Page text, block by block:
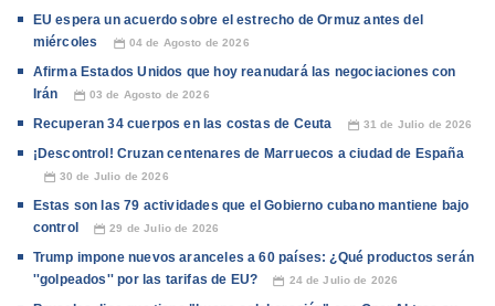
EU espera un acuerdo sobre el estrecho de Ormuz antes del
miércoles
📅 04 de Agosto de 2026
Afirma Estados Unidos que hoy reanudará las negociaciones con
Irán
📅 03 de Agosto de 2026
Recuperan 34 cuerpos en las costas de Ceuta 📅 31 de Julio de 2026
¡Descontrol! Cruzan centenares de Marruecos a ciudad de España
📅 30 de Julio de 2026
Estas son las 79 actividades que el Gobierno cubano mantiene bajo
control
📅 29 de Julio de 2026
Trump impone nuevos aranceles a 60 países: ¿Qué productos serán
''golpeados'' por las tarifas de EU?
📅 24 de Julio de 2026